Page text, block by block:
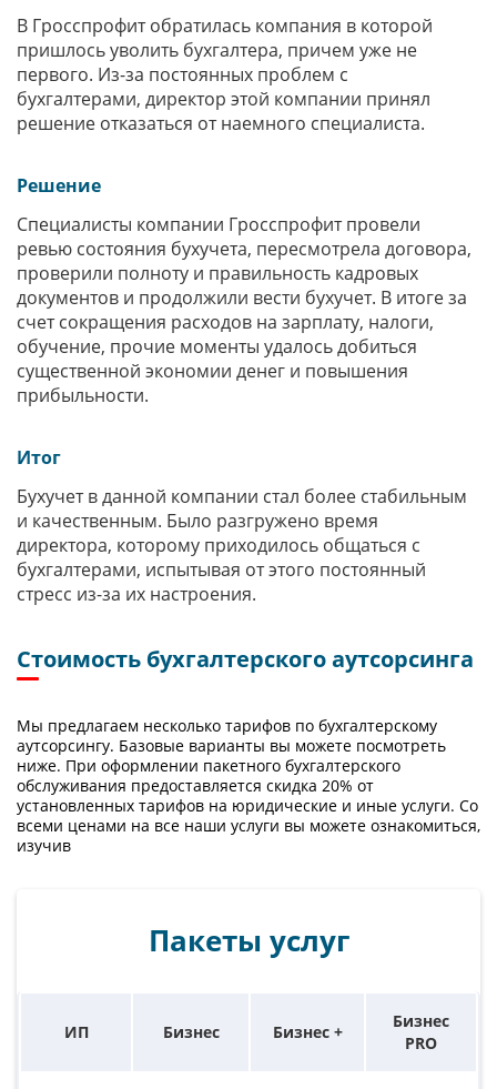
В Гросспрофит обратилась компания в которой
пришлось уволить бухгалтера, причем уже не
первого. Из-за постоянных проблем с
бухгалтерами, директор этой компании принял
решение отказаться от наемного специалиста.
Решение
Специалисты компании Гросспрофит провели
ревью состояния бухучета, пересмотрела договора,
проверили полноту и правильность кадровых
документов и продолжили вести бухучет. В итоге за
счет сокращения расходов на зарплату, налоги,
обучение, прочие моменты удалось добиться
существенной экономии денег и повышения
прибыльности.
Итог
Бухучет в данной компании стал более стабильным
и качественным. Было разгружено время
директора, которому приходилось общаться с
бухгалтерами, испытывая от этого постоянный
стресс из-за их настроения.
Стоимость бухгалтерского аутсорсинга
Мы предлагаем несколько тарифов по бухгалтерскому
аутсорсингу. Базовые варианты вы можете посмотреть
ниже. При оформлении пакетного бухгалтерского
обслуживания предоставляется скидка 20% от
установленных тарифов на юридические и иные услуги. Со
всеми ценами на все наши услуги вы можете ознакомиться,
изучив
Пакеты услуг
ИП Бизнес Бизнес +
Бизнес
PRO